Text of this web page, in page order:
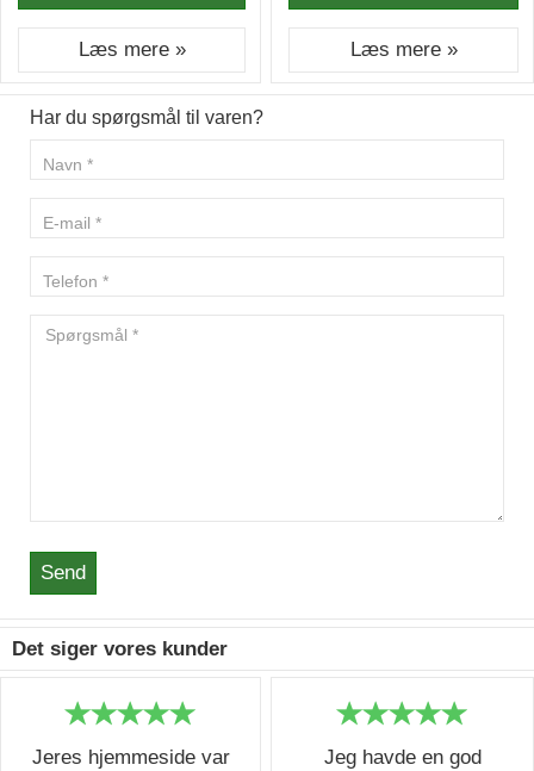
Læs mere » Læs mere »
Har du spørgsmål til varen?
Send
Det siger vores kunder
Jeres hjemmeside var
Jeg havde en god